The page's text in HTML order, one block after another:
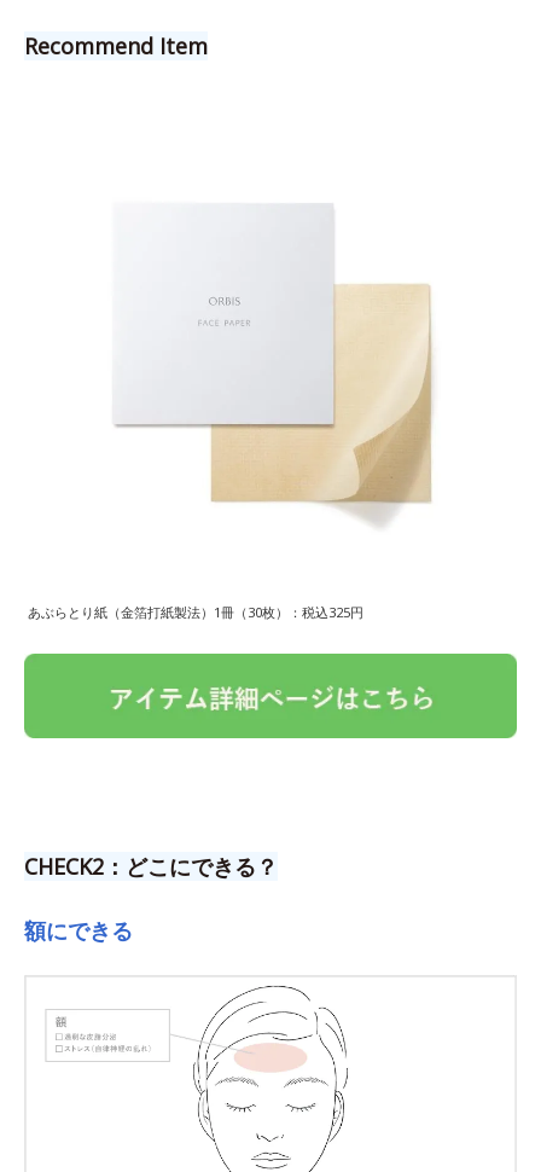
Recommend Item
あぶらとり紙（金箔打紙製法）1冊（30枚）：税込325円
CHECK2：どこにできる？
額にできる